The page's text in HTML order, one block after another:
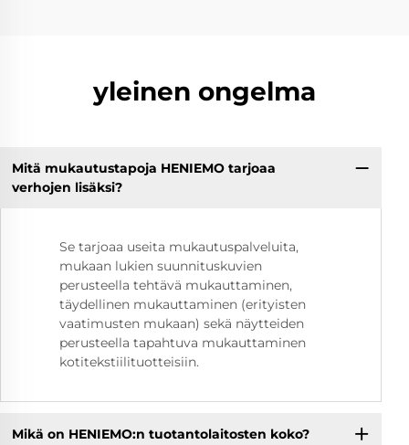
yleinen ongelma
Mitä mukautustapoja HENIEMO tarjoaa
verhojen lisäksi?
Se tarjoaa useita mukautuspalveluita,
mukaan lukien suunnituskuvien
perusteella tehtävä mukauttaminen,
täydellinen mukauttaminen (erityisten
vaatimusten mukaan) sekä näytteiden
perusteella tapahtuva mukauttaminen
kotitekstiilituotteisiin.
Mikä on HENIEMO:n tuotantolaitosten koko?